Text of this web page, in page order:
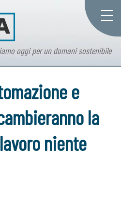
oggi per un domani sostenibile
e
la
niente